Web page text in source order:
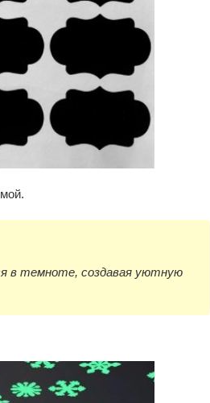
в темноте, создавая уютную